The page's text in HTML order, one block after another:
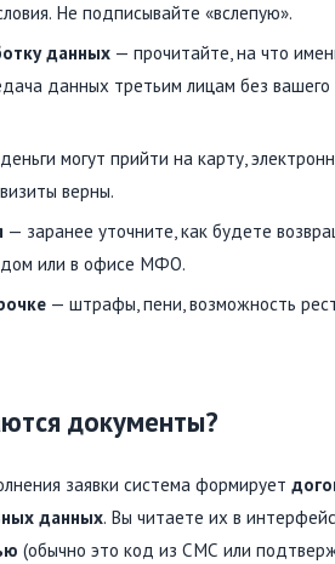
Не подписывайте «вслепую».
данных — прочитайте, на что
данных третьим лицам без
могут прийти на карту,
верны.
— заранее уточните, как будете
или в офисе МФО.
— штрафы, пени, возможность
документы?
заявки система формирует
данных. Вы читаете их в
(обычно это код из СМС или